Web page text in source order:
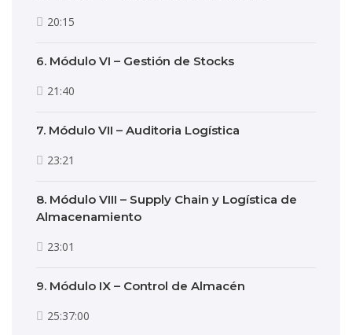
20:15
6. Módulo VI – Gestión de Stocks
21:40
7. Módulo VII – Auditoria Logística
23:21
8. Módulo VIII – Supply Chain y Logística de
Almacenamiento
23:01
9. Módulo IX – Control de Almacén
25:37:00